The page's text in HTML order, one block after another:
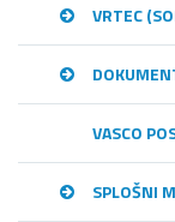
VRTEC
VASCO
SPLOŠNI